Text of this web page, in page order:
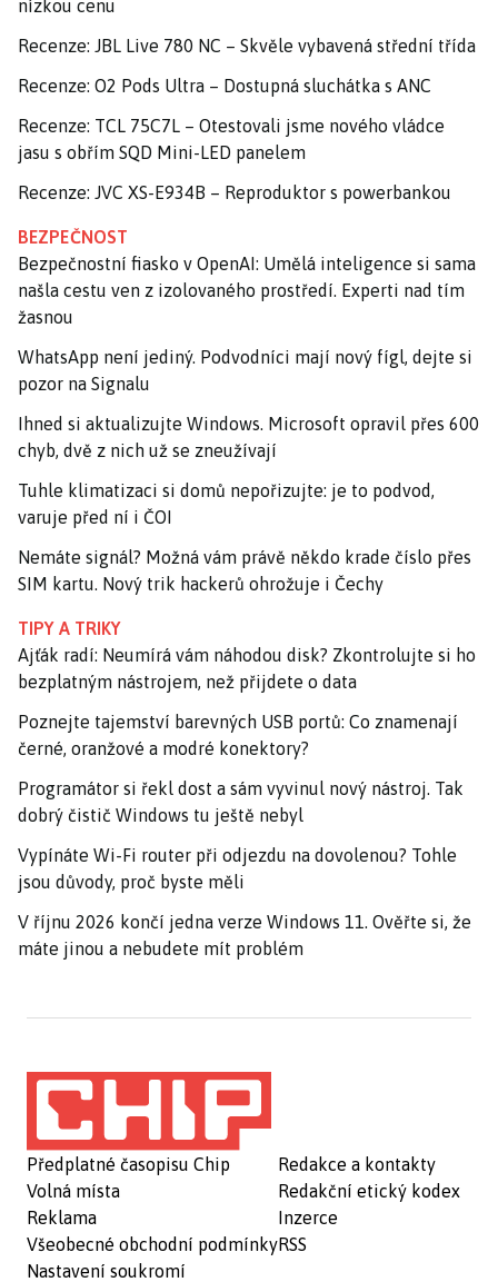
nízkou cenu
Recenze: JBL Live 780 NC – Skvěle vybavená střední třída
Recenze: O2 Pods Ultra – Dostupná sluchátka s ANC
Recenze: TCL 75C7L – Otestovali jsme nového vládce
jasu s obřím SQD Mini-LED panelem
Recenze: JVC XS-E934B – Reproduktor s powerbankou
BEZPEČNOST
Bezpečnostní fiasko v OpenAI: Umělá inteligence si sama
našla cestu ven z izolovaného prostředí. Experti nad tím
žasnou
WhatsApp není jediný. Podvodníci mají nový fígl, dejte si
pozor na Signalu
Ihned si aktualizujte Windows. Microsoft opravil přes 600
chyb, dvě z nich už se zneužívají
Tuhle klimatizaci si domů nepořizujte: je to podvod,
varuje před ní i ČOI
Nemáte signál? Možná vám právě někdo krade číslo přes
SIM kartu. Nový trik hackerů ohrožuje i Čechy
TIPY A TRIKY
Ajťák radí: Neumírá vám náhodou disk? Zkontrolujte si ho
bezplatným nástrojem, než přijdete o data
Poznejte tajemství barevných USB portů: Co znamenají
černé, oranžové a modré konektory?
Programátor si řekl dost a sám vyvinul nový nástroj. Tak
dobrý čistič Windows tu ještě nebyl
Vypínáte Wi-Fi router při odjezdu na dovolenou? Tohle
jsou důvody, proč byste měli
V říjnu 2026 končí jedna verze Windows 11. Ověřte si, že
máte jinou a nebudete mít problém
Předplatné časopisu Chip
Volná místa
Reklama
Všeobecné obchodní podmínky
Nastavení soukromí
Redakce a kontakty
Redakční etický kodex
Inzerce
RSS